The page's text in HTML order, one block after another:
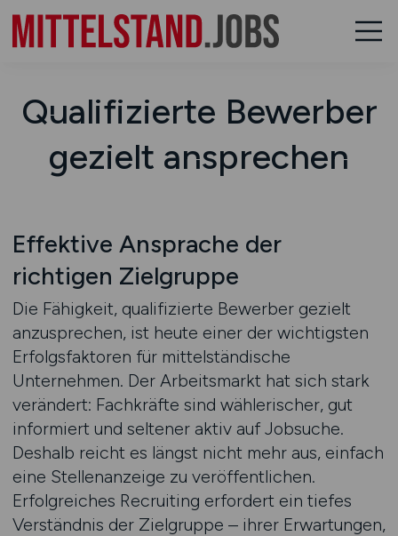
Qualifizierte Bewerber
gezielt ansprechen
Effektive Ansprache der
richtigen Zielgruppe
Die Fähigkeit, qualifizierte Bewerber gezielt
anzusprechen, ist heute einer der wichtigsten
Erfolgsfaktoren für mittelständische
Unternehmen. Der Arbeitsmarkt hat sich stark
verändert: Fachkräfte sind wählerischer, gut
informiert und seltener aktiv auf Jobsuche.
Deshalb reicht es längst nicht mehr aus, einfach
eine Stellenanzeige zu veröffentlichen.
Erfolgreiches Recruiting erfordert ein tiefes
Verständnis der Zielgruppe – ihrer Erwartungen,